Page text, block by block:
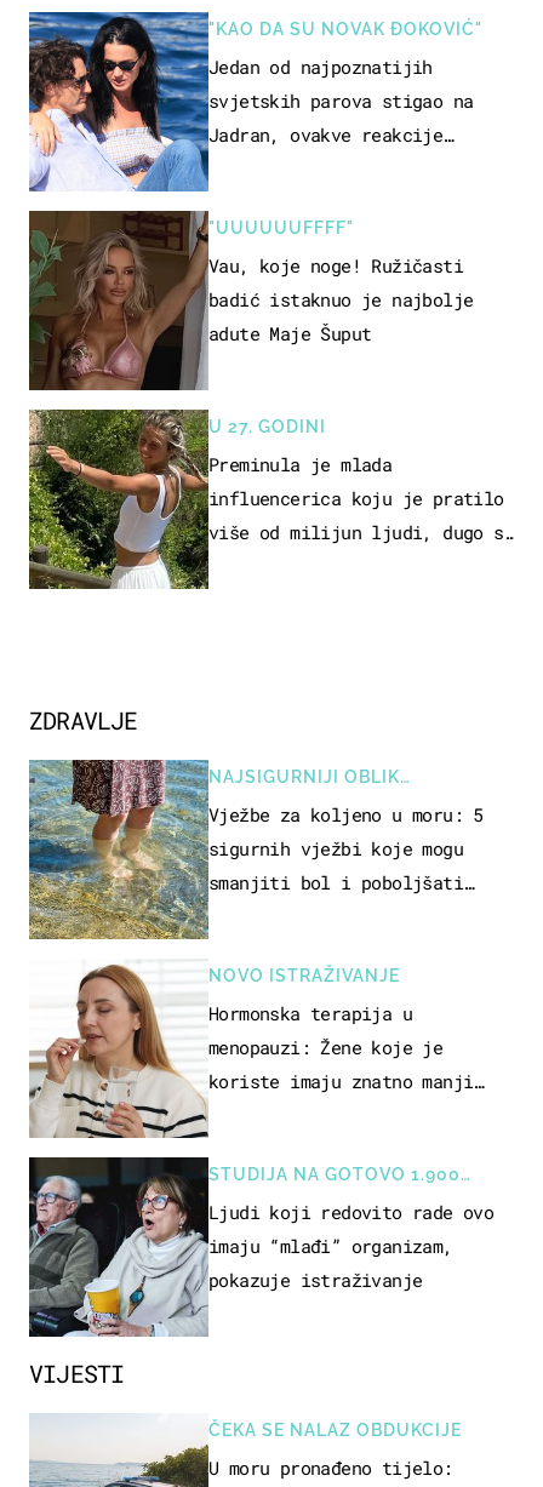
VIJESTI
ČEKA SE NALAZ OBDUKCIJE
U moru pronađeno tijelo:
"KAO DA SU NOVAK ĐOKOVIĆ"
Jedan od najpoznatijih
svjetskih parova stigao na
Jadran, ovakve reakcije
"UUUUUUFFFF"
Vau, koje noge! Ružičasti
badić istaknuo je najbolje
adute Maje Šuput
U 27. GODINI
Preminula je mlada
influencerica koju je pratilo
više od milijun ljudi, dugo se
ZDRAVLJE
NAJSIGURNIJI OBLIK
REKREACIJE
Vježbe za koljeno u moru: 5
sigurnih vježbi koje mogu
smanjiti bol i poboljšati
NOVO ISTRAŽIVANJE
Hormonska terapija u
menopauzi: Žene koje je
koriste imaju znatno manji
STUDIJA NA GOTOVO 1.900
OSOBA
Ljudi koji redovito rade ovo
imaju “mlađi” organizam,
pokazuje istraživanje